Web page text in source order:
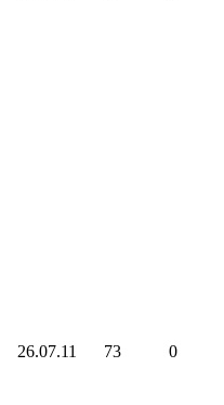
26.07.11 73 0